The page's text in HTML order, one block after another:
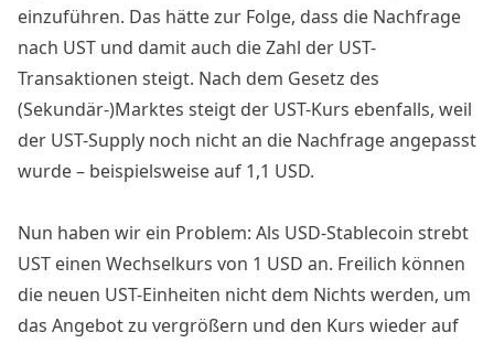
einzuführen. Das hätte zur Folge, dass die Nachfrage
nach UST und damit auch die Zahl der UST-
Transaktionen steigt. Nach dem Gesetz des
(Sekundär-)Marktes steigt der UST-Kurs ebenfalls, weil
der UST-Supply noch nicht an die Nachfrage angepasst
wurde – beispielsweise auf 1,1 USD.
Nun haben wir ein Problem: Als USD-Stablecoin strebt
UST einen Wechselkurs von 1 USD an. Freilich können
die neuen UST-Einheiten nicht dem Nichts werden, um
das Angebot zu vergrößern und den Kurs wieder auf